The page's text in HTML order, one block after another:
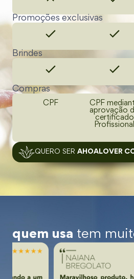
Promoções exclusivas
Brindes
Compras
CPF
CPF
aprovação
certificado
Profissional
QUERO SER AHOALOVER
quem usa tem